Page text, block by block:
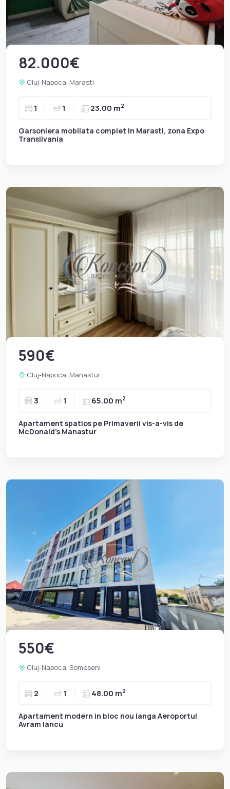
82.000€
Cluj-Napoca, Marasti
1 1 23.00 m2
Garsoniera mobilata complet in Marasti, zona Expo
Transilvania
590€
Cluj-Napoca, Manastur
3 1 65.00 m2
Apartament spatios pe Primaverii vis-a-vis de
McDonald's Manastur
550€
Cluj-Napoca, Someseni
2 1 48.00 m2
Apartament modern in bloc nou langa Aeroportul
Avram Iancu